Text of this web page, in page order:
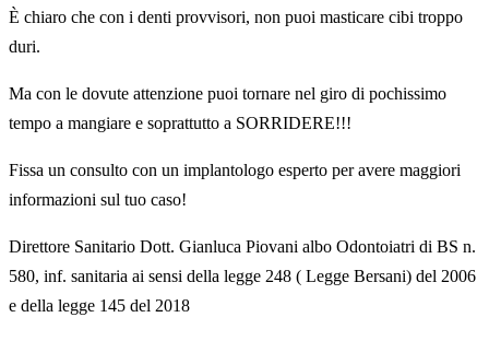
È chiaro che con i denti provvisori, non puoi masticare cibi troppo
duri.
Ma con le dovute attenzione puoi tornare nel giro di pochissimo
tempo a mangiare e soprattutto a SORRIDERE!!!
Fissa un consulto con un implantologo esperto per avere maggiori
informazioni sul tuo caso!
Direttore Sanitario Dott. Gianluca Piovani albo Odontoiatri di BS n.
580, inf. sanitaria ai sensi della legge 248 ( Legge Bersani) del 2006
e della legge 145 del 2018